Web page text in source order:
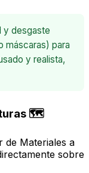
y desgaste
máscaras) para
y realista,
🗺️
de Materiales a
sobre